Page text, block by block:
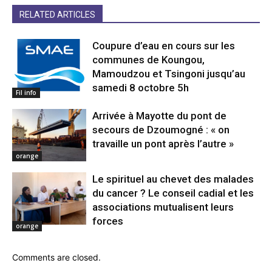
RELATED ARTICLES
Fil info
Coupure d’eau en cours sur les
communes de Koungou,
Mamoudzou et Tsingoni jusqu’au
samedi 8 octobre 5h
orange
Arrivée à Mayotte du pont de
secours de Dzoumogné : « on
travaille un pont après l’autre »
orange
Le spirituel au chevet des malades
du cancer ? Le conseil cadial et les
associations mutualisent leurs
forces
Comments are closed.